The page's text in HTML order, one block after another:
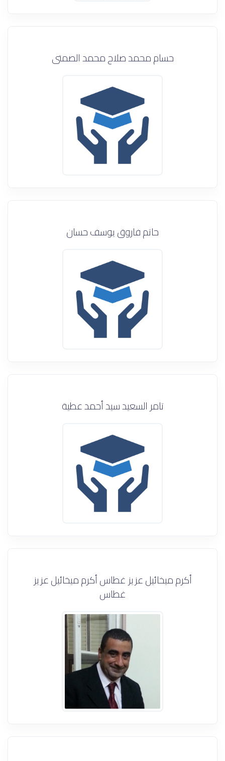
حسام محمد صلاح محمد الصمتى
حاتم فاروق يوسف حسان
تامر السعيد سيد أحمد عطية
أكرم ميخائيل عزيز غطاس أكرم ميخائيل عزيز
غطاس